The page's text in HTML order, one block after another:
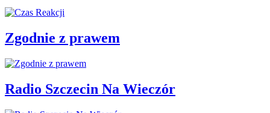
Zgodnie z prawem
Radio Szczecin Na Wieczór